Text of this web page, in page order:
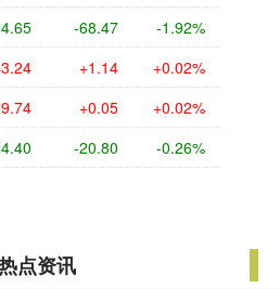
-68.47 -1.92%
+1.14 +0.02%
+0.05 +0.02%
-20.80 -0.26%
点资讯